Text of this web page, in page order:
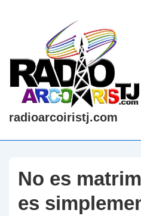
contenido
principal
radioarcoiristj.com
No es
es